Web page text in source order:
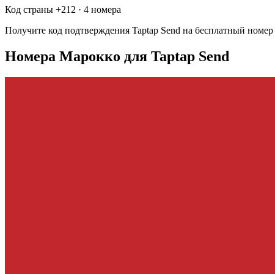
Код страны +212 · 4 номера
Получите код подтверждения Taptap Send на бесплатный номер
Номера Марокко для Taptap Send